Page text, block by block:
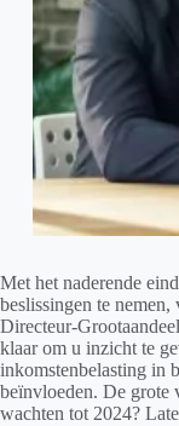
Met het naderende
beslissingen te
Directeur-
klaar om u inzicht te
inkomstenbelasting in
beïnvloeden. De grote
wachten tot 2024?